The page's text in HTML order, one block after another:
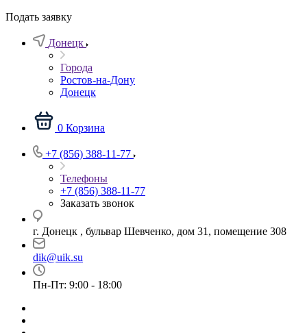
Подать заявку
Донецк
Города
Ростов-на-Дону
Донецк
0 Корзина
+7 (856) 388-11-77
Телефоны
+7 (856) 388-11-77
Заказать звонок
г. Донецк , бульвар Шевченко, дом 31, помещение 308
dik@uik.su
Пн-Пт: 9:00 - 18:00